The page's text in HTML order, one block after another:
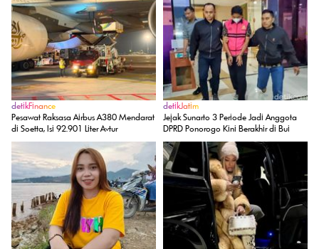
detikFinance
Pesawat Raksasa Airbus A380 Mendarat
di Soetta, Isi 92.901 Liter Avtur
detikJatim
Jejak Sunarto 3 Periode Jadi Anggota
DPRD Ponorogo Kini Berakhir di Bui